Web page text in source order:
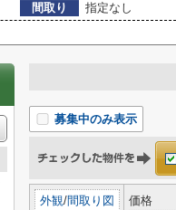
間取り
指定なし
募集中のみ表示
外観/間取り図
価格